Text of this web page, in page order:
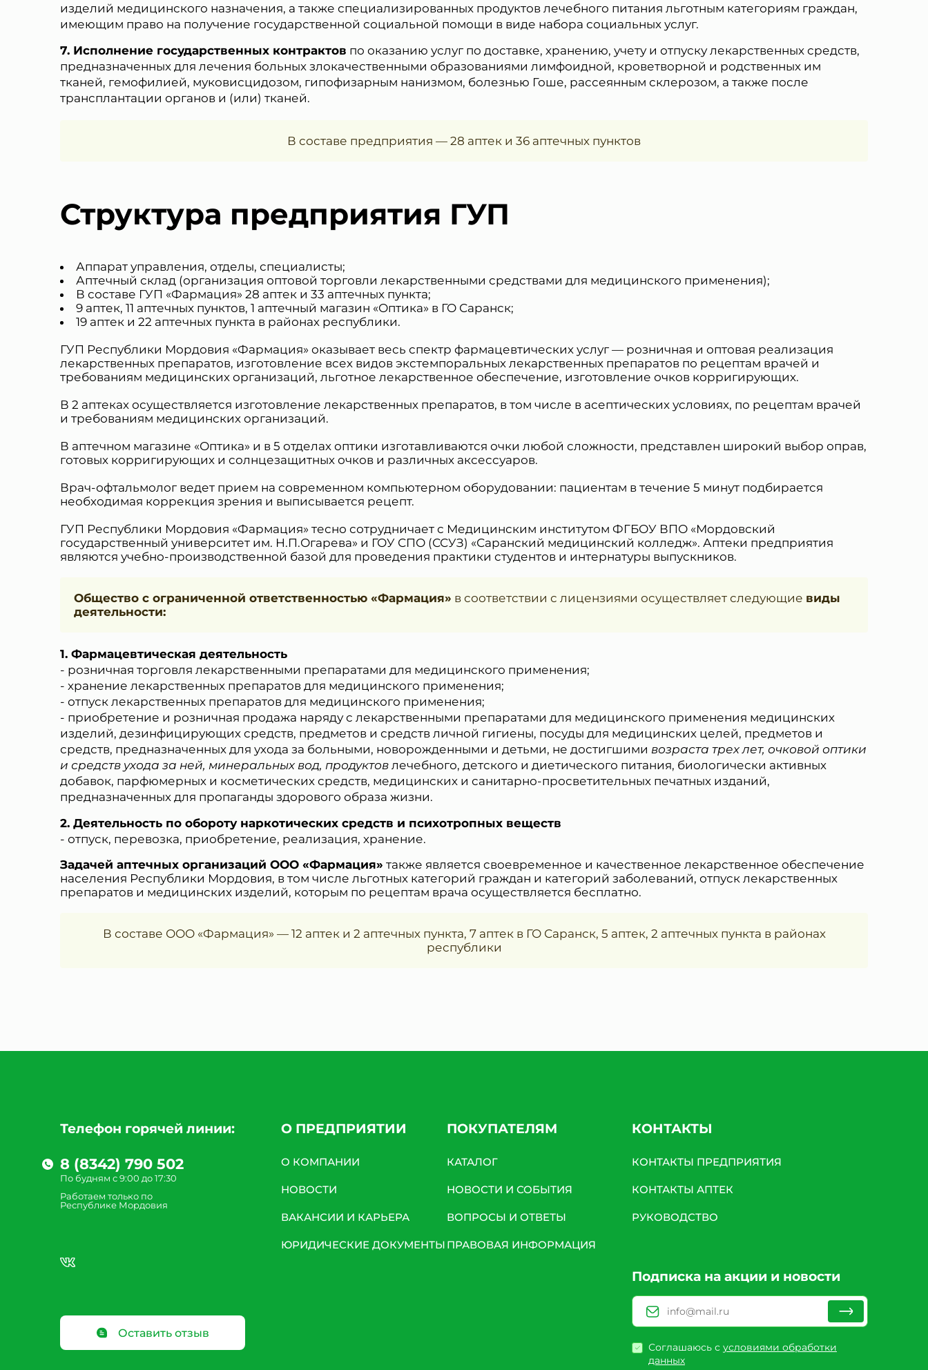
изделий медицинского назначения, а также специализированных продуктов лечебного питания льготным категориям граждан,
имеющим право на получение государственной социальной помощи в виде набора социальных услуг.
Исполнение государственных контрактов по оказанию услуг по доставке, хранению, учету и отпуску лекарственных средств,
предназначенных для лечения больных злокачественными образованиями лимфоидной, кроветворной и родственных им
тканей, гемофилией, муковисцидозом, гипофизарным нанизмом, болезнью Гоше, рассеянным склерозом, а также после
трансплантации органов и (или) тканей.
В составе предприятия — 28 аптек и 36 аптечных пунктов
Структура предприятия ГУП
Аппарат управления, отделы, специалисты;
Аптечный склад (организация оптовой торговли лекарственными средствами для медицинского применения);
В составе ГУП «Фармация» 28 аптек и 33 аптечных пункта;
9 аптек, 11 аптечных пунктов, 1 аптечный магазин «Оптика» в ГО Саранск;
19 аптек и 22 аптечных пункта в районах республики.
ГУП Республики Мордовия «Фармация» оказывает весь спектр фармацевтических услуг — розничная и оптовая реализация
лекарственных препаратов, изготовление всех видов экстемпоральных лекарственных препаратов по рецептам врачей и
требованиям медицинских организаций, льготное лекарственное обеспечение, изготовление очков корригирующих.
В 2 аптеках осуществляется изготовление лекарственных препаратов, в том числе в асептических условиях, по рецептам врачей
и требованиям медицинских организаций.
В аптечном магазине «Оптика» и в 5 отделах оптики изготавливаются очки любой сложности, представлен широкий выбор оправ,
готовых корригирующих и солнцезащитных очков и различных аксессуаров.
Врач-офтальмолог ведет прием на современном компьютерном оборудовании: пациентам в течение 5 минут подбирается
необходимая коррекция зрения и выписывается рецепт.
ГУП Республики Мордовия «Фармация» тесно сотрудничает с Медицинским институтом ФГБОУ ВПО «Мордовский
государственный университет им. Н.П.Огарева» и ГОУ СПО (ССУЗ) «Саранский медицинский колледж». Аптеки предприятия
являются учебно-производственной базой для проведения практики студентов и интернатуры выпускников.
Общество с ограниченной ответственностью «Фармация» в соответствии с лицензиями осуществляет следующие виды
деятельности:
Фармацевтическая деятельность
- розничная торговля лекарственными препаратами для медицинского применения;
- хранение лекарственных препаратов для медицинского применения;
- отпуск лекарственных препаратов для медицинского применения;
- приобретение и розничная продажа наряду с лекарственными препаратами для медицинского применения медицинских
изделий, дезинфицирующих средств, предметов и средств личной гигиены, посуды для медицинских целей, предметов и
средств, предназначенных для ухода за больными, новорожденными и детьми, не достигшими возраста трех лет, очковой оптики
и средств ухода за ней, минеральных вод, продуктов лечебного, детского и диетического питания, биологически активных
добавок, парфюмерных и косметических средств, медицинских и санитарно-просветительных печатных изданий,
предназначенных для пропаганды здорового образа жизни.
Деятельность по обороту наркотических средств и психотропных веществ
- отпуск, перевозка, приобретение, реализация, хранение.
Задачей аптечных организаций ООО «Фармация» также является своевременное и качественное лекарственное обеспечение
населения Республики Мордовия, в том числе льготных категорий граждан и категорий заболеваний, отпуск лекарственных
препаратов и медицинских изделий, которым по рецептам врача осуществляется бесплатно.
В составе ООО «Фармация» — 12 аптек и 2 аптечных пункта, 7 аптек в ГО Саранск, 5 аптек, 2 аптечных пункта в районах
республики
Телефон горячей линии:
8 (8342) 790 502
По будням с 9:00 до 17:30
Работаем только по
Республике Мордовия
Оставить отзыв
О ПРЕДПРИЯТИИ
О КОМПАНИИ
НОВОСТИ
ВАКАНСИИ И КАРЬЕРА
ЮРИДИЧЕСКИЕ ДОКУМЕНТЫ
ПОКУПАТЕЛЯМ
КАТАЛОГ
НОВОСТИ И СОБЫТИЯ
ВОПРОСЫ И ОТВЕТЫ
ПРАВОВАЯ ИНФОРМАЦИЯ
КОНТАКТЫ
КОНТАКТЫ ПРЕДПРИЯТИЯ
КОНТАКТЫ АПТЕК
РУКОВОДСТВО
Подписка на акции и новости
Соглашаюсь с условиями обработки
данных